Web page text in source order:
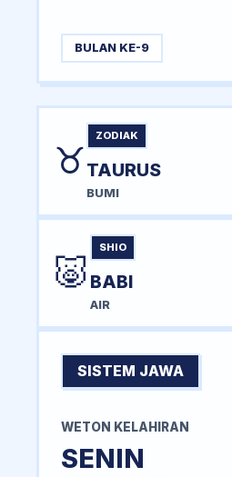
BULAN KE-9
♉
ZODIAK
TAURUS
BUMI
🐷
SHIO
BABI
AIR
SISTEM JAWA
WETON KELAHIRAN
SENIN